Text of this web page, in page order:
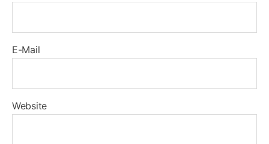
E-Mail
Website